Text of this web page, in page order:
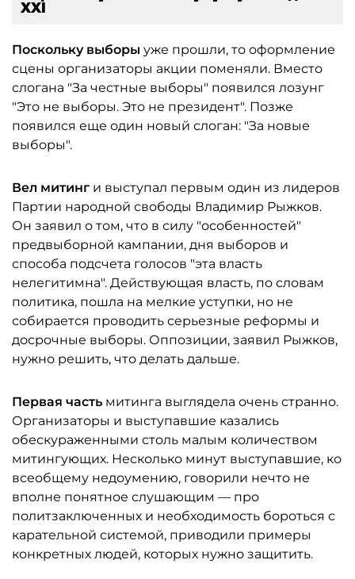
XXI
Поскольку выборы уже прошли, то оформление
сцены организаторы акции поменяли. Вместо
слогана "За честные выборы" появился лозунг
"Это не выборы. Это не президент". Позже
появился еще один новый слоган: "За новые
выборы".
Вел митинг и выступал первым один из лидеров
Партии народной свободы Владимир Рыжков.
Он заявил о том, что в силу "особенностей"
предвыборной кампании, дня выборов и
способа подсчета голосов "эта власть
нелегитимна". Действующая власть, по словам
политика, пошла на мелкие уступки, но не
собирается проводить серьезные реформы и
досрочные выборы. Оппозиции, заявил Рыжков,
нужно решить, что делать дальше.
Первая часть митинга выглядела очень странно.
Организаторы и выступавшие казались
обескураженными столь малым количеством
митингующих. Несколько минут выступавшие, ко
всеобщему недоумению, говорили нечто не
вполне понятное слушающим — про
политзаключенных и необходимость бороться с
карательной системой, приводили примеры
конкретных людей, которых нужно защитить.